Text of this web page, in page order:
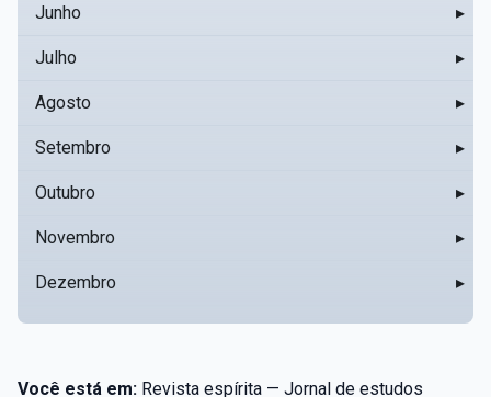
Junho ▸
Julho ▸
Agosto ▸
Setembro ▸
Outubro ▸
Novembro ▸
Dezembro ▸
Você está em: Revista espírita — Jornal de estudos